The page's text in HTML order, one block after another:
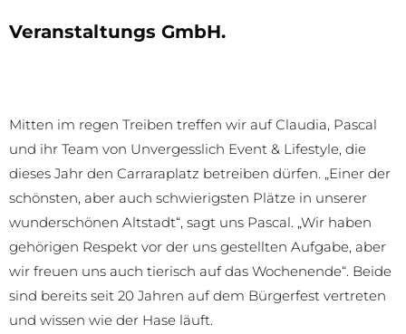
Veranstaltungs GmbH.
Mitten im regen Treiben treffen wir auf Claudia, Pascal
und ihr Team von Unvergesslich Event & Lifestyle, die
dieses Jahr den Carraraplatz betreiben dürfen. „Einer der
schönsten, aber auch schwierigsten Plätze in unserer
wunderschönen Altstadt“, sagt uns Pascal. „Wir haben
gehörigen Respekt vor der uns gestellten Aufgabe, aber
wir freuen uns auch tierisch auf das Wochenende“. Beide
sind bereits seit 20 Jahren auf dem Bürgerfest vertreten
und wissen wie der Hase läuft.